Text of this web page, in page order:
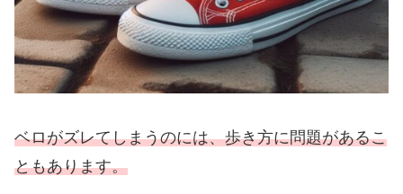
ベロがズレてしまうのには、歩き方に問題があるこ
ともあります。